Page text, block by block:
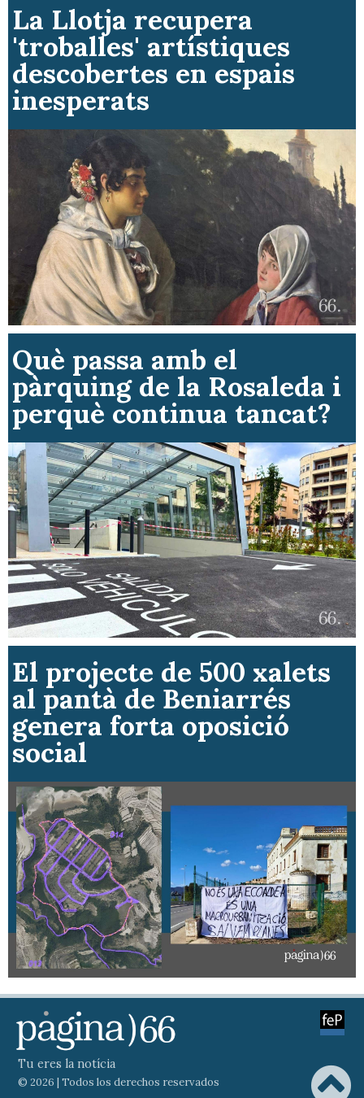
La Llotja recupera
'troballes' artístiques
descobertes en espais
inesperats
Què passa amb el
pàrquing de la Rosaleda i
perquè continua tancat?
El projecte de 500 xalets
al pantà de Beniarrés
genera forta oposició
social
Tu eres la notícia
© 2026 | Todos los derechos reservados